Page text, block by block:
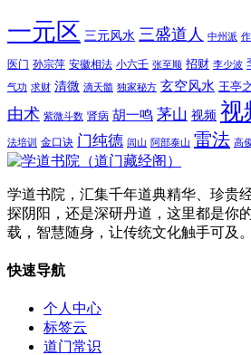
一元区 三元风水 三盛道人 中州派
医门 孙宗萍 安徽相法 小六壬 张至顺 招财 李少波
气功 求财 清微 滴天髓 独家秘方 玄空风水 王亭之
由术 紫微斗数 肾病 胡一鸣 茅山 视频 视
法培训 金口诀 门纯德 闾山 阿部泰山 雷法 高
学道书院，汇集千年道典精华、珍贵
探阴阳，还是深研丹道，这里都是你
载，智慧随身，让传统文化触手可及。
快速导航
个人中心
标签云
道门常识